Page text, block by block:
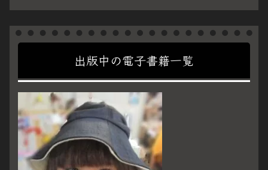
出版中の電子書籍一覧